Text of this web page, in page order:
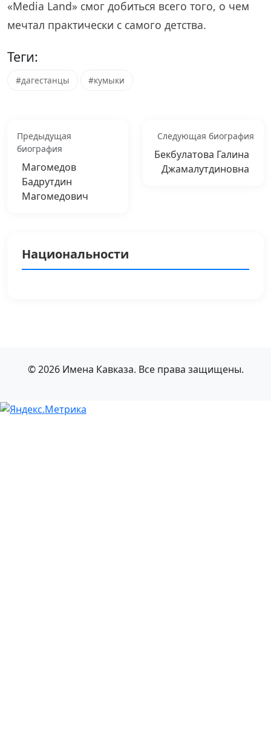
«Media Land» смог добиться всего того, о чем
мечтал практически с самого детства.
Теги:
#дагестанцы #кумыки
Предыдущая
биография
Магомедов
Бадрутдин
Магомедович
Следующая биография
Бекбулатова Галина
Джамалутдиновна
Национальности
© 2026 Имена Кавказа. Все права защищены.